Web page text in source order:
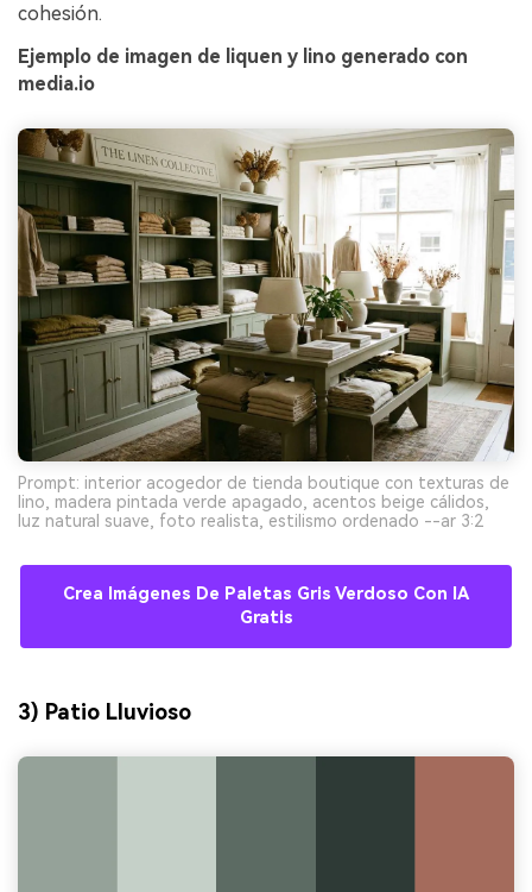
cohesión.
Ejemplo de imagen de liquen y lino generado con
media.io
Prompt: interior acogedor de tienda boutique con texturas de
lino, madera pintada verde apagado, acentos beige cálidos,
luz natural suave, foto realista, estilismo ordenado --ar 3:2
Crea Imágenes De Paletas Gris Verdoso Con IA
Gratis
3) Patio Lluvioso